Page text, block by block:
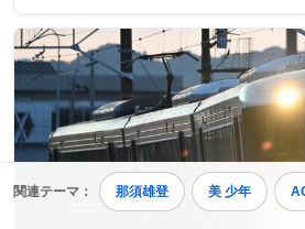
関連テーマ： 那須雄登 美 少年